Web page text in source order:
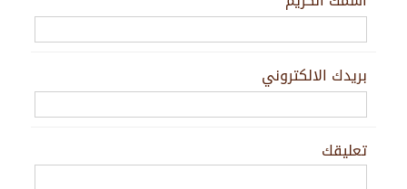
بريدك الالكتروني
تعليقك